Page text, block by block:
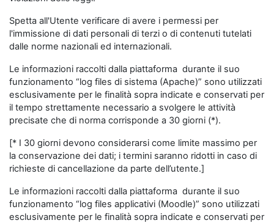
Spetta all'Utente verificare di avere i permessi per
l'immissione di dati personali di terzi o di contenuti tutelati
dalle norme nazionali ed internazionali.
Le informazioni raccolti dalla piattaforma durante il suo
funzionamento “log files di sistema (Apache)” sono utilizzati
esclusivamente per le finalità sopra indicate e conservati per
il tempo strettamente necessario a svolgere le attività
precisate che di norma corrisponde a 30 giorni (*).
[* I 30 giorni devono considerarsi come limite massimo per
la conservazione dei dati; i termini saranno ridotti in caso di
richieste di cancellazione da parte dell’utente.]
Le informazioni raccolti dalla piattaforma durante il suo
funzionamento “log files applicativi (Moodle)” sono utilizzati
esclusivamente per le finalità sopra indicate e conservati per